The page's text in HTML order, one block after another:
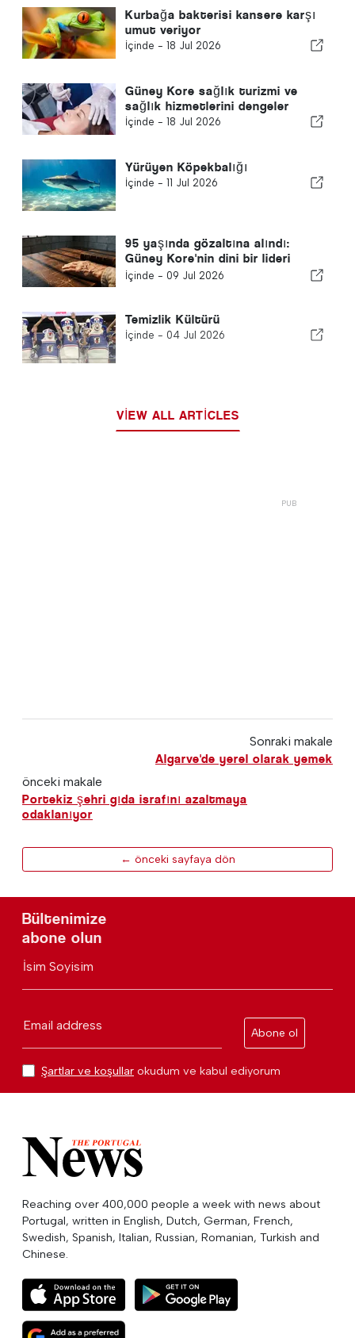
Kurbağa bakterisi kansere karşı
umut veriyor
İçinde - 18 Jul 2026
Güney Kore sağlık turizmi ve
sağlık hizmetlerini dengeler
İçinde - 18 Jul 2026
Yürüyen Köpekbalığı
İçinde - 11 Jul 2026
95 yaşında gözaltına alındı:
Güney Kore'nin dini bir lideri
kovuşturması uluslararası
İçinde - 09 Jul 2026
Temizlik Kültürü
İçinde - 04 Jul 2026
VIEW ALL ARTICLES
Sonraki makale
Algarve'de yerel olarak yemek
önceki makale
Portekiz şehri gıda israfını azaltmaya
odaklanıyor
← önceki sayfaya dön
Bültenimize
abone olun
İsim Soyisim
Email address
Abone ol
Şartlar ve koşullar okudum ve kabul ediyorum
Reaching over 400,000 people a week with news about
Portugal, written in English, Dutch, German, French,
Swedish, Spanish, Italian, Russian, Romanian, Turkish and
Chinese.